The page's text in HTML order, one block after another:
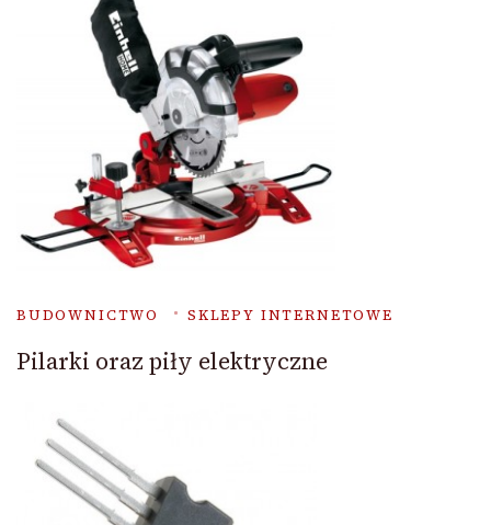
BUDOWNICTWO SKLEPY INTERNETOWE
Pilarki oraz piły elektryczne